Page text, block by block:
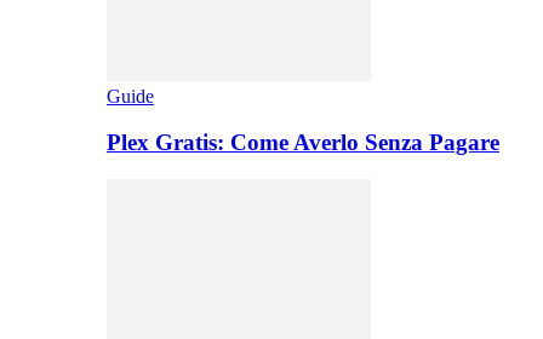
Guide
Plex Gratis: Come Averlo Senza Pagare